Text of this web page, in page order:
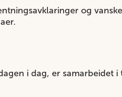
og
i dag, er samarbeidet